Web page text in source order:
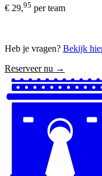
€ 29,95 per team
Heb je vragen? Bekijk
Reserveer nu →